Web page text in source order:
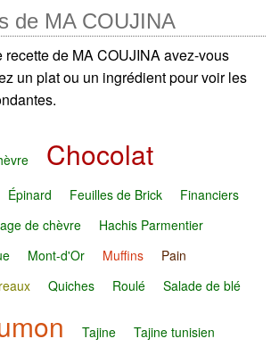
de MA COUJINA
recette de MA COUJINA avez-vous
un plat ou un ingrédient pour voir les
Chocolat
Épinard Feuilles de Brick
Financiers
de chèvre
Hachis Parmentier
Mont-d'Or Muffins
Pain
Quiches Roulé Salade de blé
Tajine
Tajine tunisien